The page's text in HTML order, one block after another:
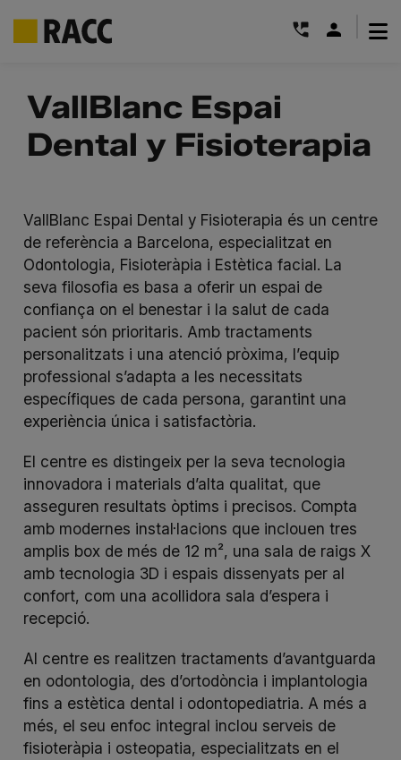
contentVallBlanc Espai
Dental y Fisioterapia
VallBlanc Espai Dental y Fisioterapia és un centre
de referència a Barcelona, especialitzat en
Odontologia, Fisioteràpia i Estètica facial. La
seva filosofia es basa a oferir un espai de
confiança on el benestar i la salut de cada
pacient són prioritaris. Amb tractaments
personalitzats i una atenció pròxima, l’equip
professional s’adapta a les necessitats
específiques de cada persona, garantint una
experiència única i satisfactòria.
El centre es distingeix per la seva tecnologia
innovadora i materials d’alta qualitat, que
asseguren resultats òptims i precisos. Compta
amb modernes instal·lacions que inclouen tres
amplis boxde més de 12 m², una sala de raigs X
amb tecnologia 3D i espais dissenyats per al
confort, com una acollidora sala d’espera i
recepció.
Al centre es realitzen tractaments d’avantguarda
en odontologia, des d’ortodòncia i implantologia
fins a estètica dental i odontopediatria. A més a
més, el seu enfoc integral inclou serveis de
fisioteràpia i osteopatia, especialitzats en el